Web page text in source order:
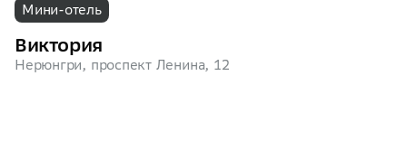
Мини-отель
Виктория
Нерюнгри, проспект Ленина, 12